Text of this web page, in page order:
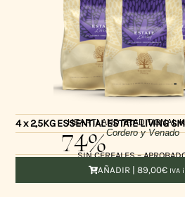
HEARTLAND TRADITIONAL
74%Cordero y Venado
SIN CEREALES –
AÑADIR | 89,00€ IVA